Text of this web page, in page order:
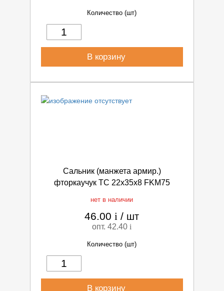
Количество (шт)
В корзину
Сальник (манжета армир.)
фторкаучук TC 22х35х8 FKM75
нет в наличии
46.00i / шт
опт. 42.40i
Количество (шт)
В корзину